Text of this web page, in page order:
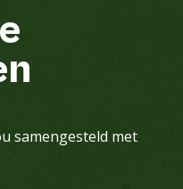
samengesteld met